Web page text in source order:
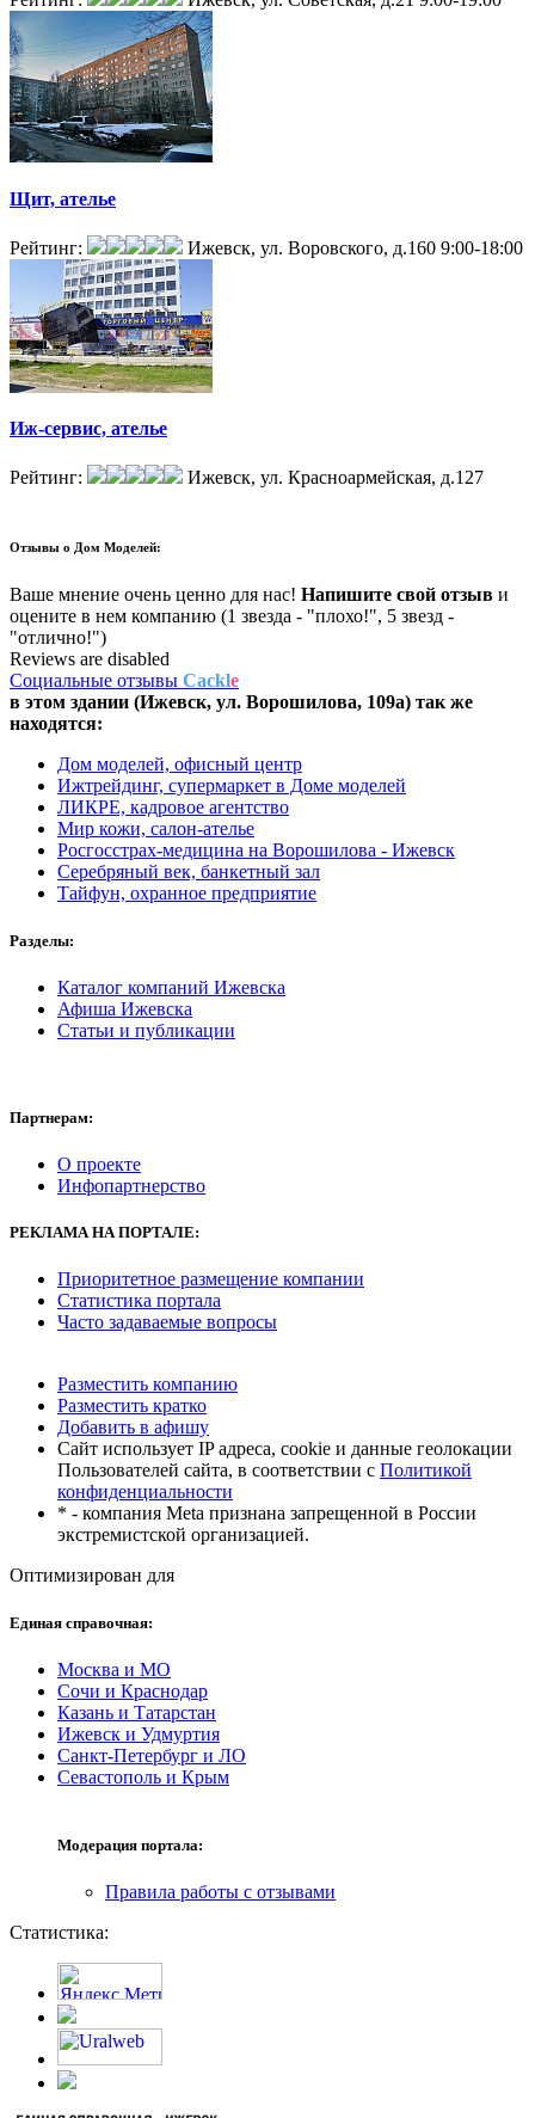
Щит, ателье
Рейтинг: Ижевск, ул. Воровского, д.160 9:00-18:00
Иж-сервис, ателье
Рейтинг: Ижевск, ул. Красноармейская, д.127
Отзывы о Дом Моделей:
Ваше мнение очень ценно для нас! Напишите свой отзыв и
оцените в нем компанию (1 звезда - "плохо!", 5 звезд -
"отлично!")
Reviews are disabled
Социальные отзывы Cackle
в этом здании (Ижевск, ул. Ворошилова, 109а) так же
находятся:
Дом моделей, офисный центр
Ижтрейдинг, супермаркет в Доме моделей
ЛИКРЕ, кадровое агентство
Мир кожи, салон-ателье
Росгосстрах-медицина на Ворошилова - Ижевск
Серебряный век, банкетный зал
Тайфун, охранное предприятие
Разделы:
Каталог компаний Ижевска
Афиша Ижевска
Статьи и публикации
Партнерам:
О проекте
Инфопартнерство
РЕКЛАМАНА ПОРТАЛЕ:
Приоритетное размещение компании
Статистика портала
Часто задаваемые вопросы
Разместить компанию
Разместить кратко
Добавить в афишу
Сайт использует IP адреса, cookie и данные геолокации
Пользователей сайта, в соответствии с Политикой
конфиденциальности
* - компания Meta признана запрещенной в России
экстремистской организацией.
Оптимизирован для
Единая справочная:
Москва и МО
Сочи и Краснодар
Казань и Татарстан
Ижевск и Удмуртия
Санкт-Петербург и ЛО
Севастополь и Крым
Модерация портала:
Правила работы с отзывами
Статистика: